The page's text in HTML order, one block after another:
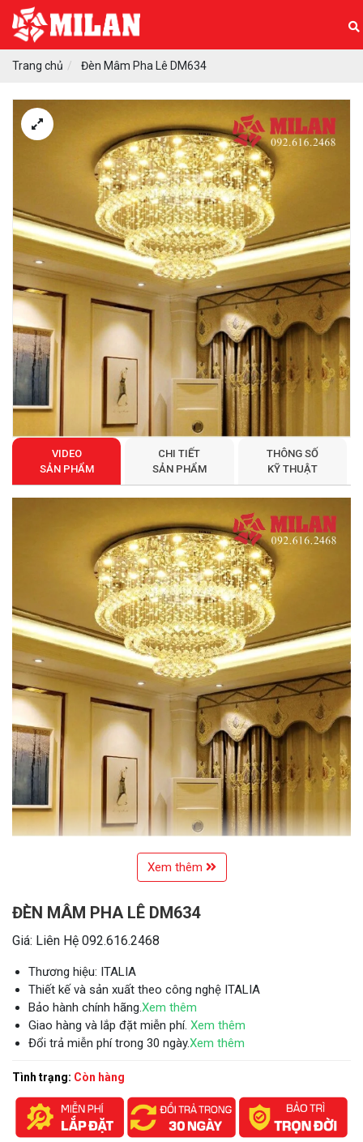
Trang chủ Đèn Mâm Pha Lê DM634
VIDEO
SẢN PHẨM
CHI TIẾT
SẢN PHẨM
THÔNG SỐ
KỸ THUẬT
Xem thêm
ĐÈN MÂM PHA LÊ DM634
Giá: Liên Hệ 092.616.2468
Thương hiệu: ITALIA
Thiết kế và sản xuất theo công nghệ ITALIA
Bảo hành chính hãng.Xem thêm
Giao hàng và lắp đặt miễn phí. Xem thêm
Đổi trả miễn phí trong 30 ngày.Xem thêm
Tình trạng: Còn hàng